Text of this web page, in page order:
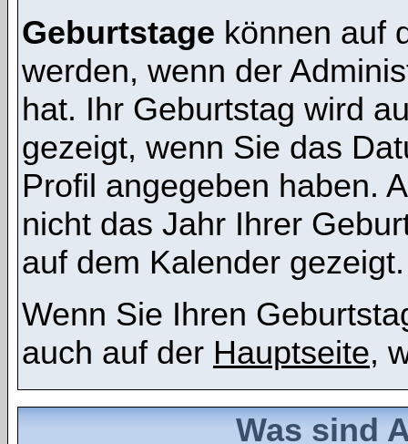
Geburtstage können auf
werden, wenn der
hat. Ihr Geburtstag wird
gezeigt, wenn Sie das
Profil angegeben haben.
nicht das Jahr Ihrer
auf dem Kalender gezeigt.
Wenn Sie Ihren
auch auf der Hauptseite,
Was sind